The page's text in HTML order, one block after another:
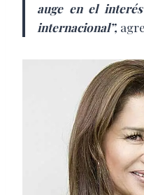
auge en el
internacional”,